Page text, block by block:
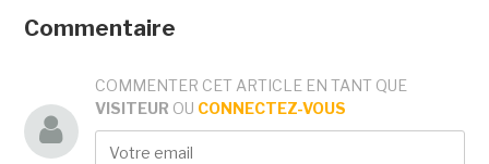
Commentaire
COMMENTER CET ARTICLE EN TANT QUE
VISITEUR OU CONNECTEZ-VOUS